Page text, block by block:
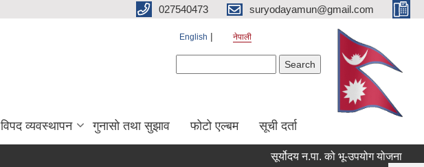
027540473 suryodayamun@gmail.com
English नेपाली
विपद व्यवस्थापन गुनासो तथा सुझाव फोटो एल्बम सूची दर्ता
सूर्योदय न.पा. को भू-उपयोग योजना